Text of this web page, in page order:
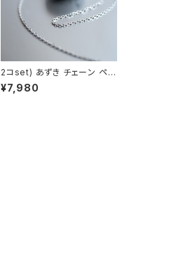
2コset) あずき チェーン ペア
ネックレス シルバー925
¥7,980